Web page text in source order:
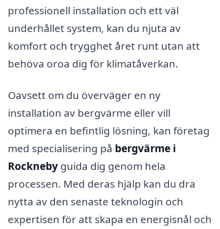
professionell installation och ett väl
underhållet system, kan du njuta av
komfort och trygghet året runt utan att
behöva oroa dig för klimatåverkan.
Oavsett om du överväger en ny
installation av bergvärme eller vill
optimera en befintlig lösning, kan företag
med specialisering på bergvärme i
Rockneby guida dig genom hela
processen. Med deras hjälp kan du dra
nytta av den senaste teknologin och
expertisen för att skapa en energisnål och